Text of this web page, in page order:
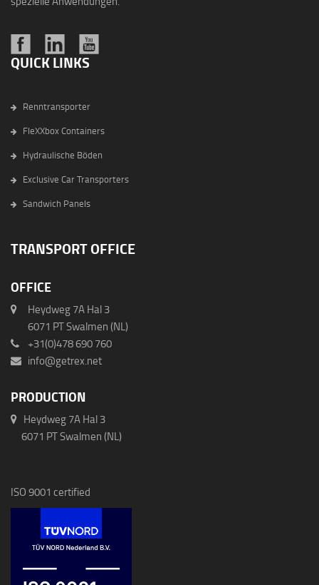
QUICK LINKS
Renntransporter
FleXXbox Containers
Hydraulische Böden
Exclusive Car Transporters
Sandwich Panels
TRANSPORT OFFICE
OFFICE
Heydweg 7A Hal 3
6071 PT Swalmen (NL)
+31(0)478 690 760
info@getrex.net
PRODUCTION
Heydweg 7A Hal 3
6071 PT Swalmen (NL)
ISO 9001 certified